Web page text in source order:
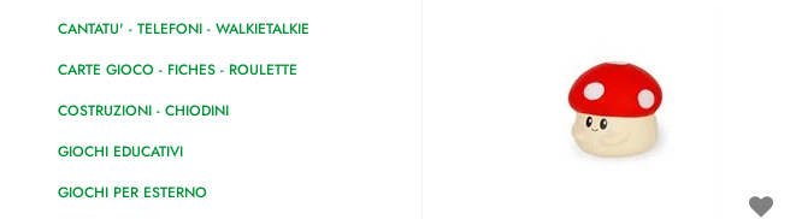
CANTATU' - TELEFONI - WALKIETALKIE
CARTE GIOCO - FICHES - ROULETTE
COSTRUZIONI - CHIODINI
GIOCHI EDUCATIVI
GIOCHI PER ESTERNO